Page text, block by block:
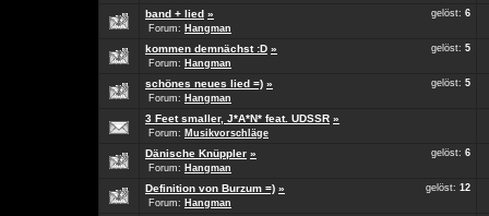
gelöst: 6
band + lied »
Forum: Hangman
gelöst: 5
kommen demnächst :D »
Forum: Hangman
gelöst: 5
schönes neues lied =) »
Forum: Hangman
3 Feet smaller, J*A*N* feat. UDSSR »
Forum: Musikvorschläge
gelöst: 6
Dänische Knüppler »
Forum: Hangman
gelöst: 12
Definition von Burzum =) »
Forum: Hangman